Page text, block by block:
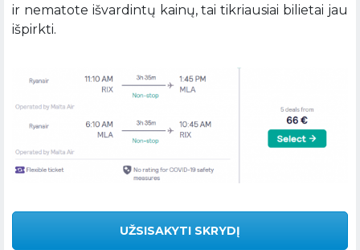
ir nematote išvardintų kainų, tai tikriausiai bilietai jau
išpirkti.
UŽSISAKYTI SKRYDĮ